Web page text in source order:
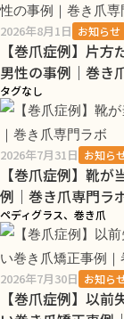
2026年8月1日 お知らせ
【巻爪症例】片
男性の事例｜巻き
タグなし
2026年7月31日 お知ら
【巻爪症例】靴
例｜巻き爪専門ラ
ペディグラス、巻き爪
2026年7月30日 お知ら
【巻爪症例】以